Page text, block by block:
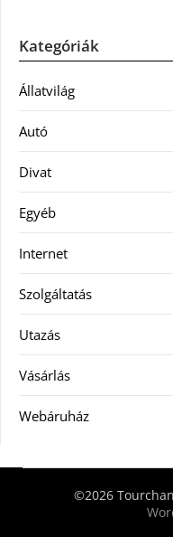
Kategóriák
Állatvilág
Autó
Divat
Egyéb
Internet
Szolgáltatás
Utazás
Vásárlás
Webáruház
©2026